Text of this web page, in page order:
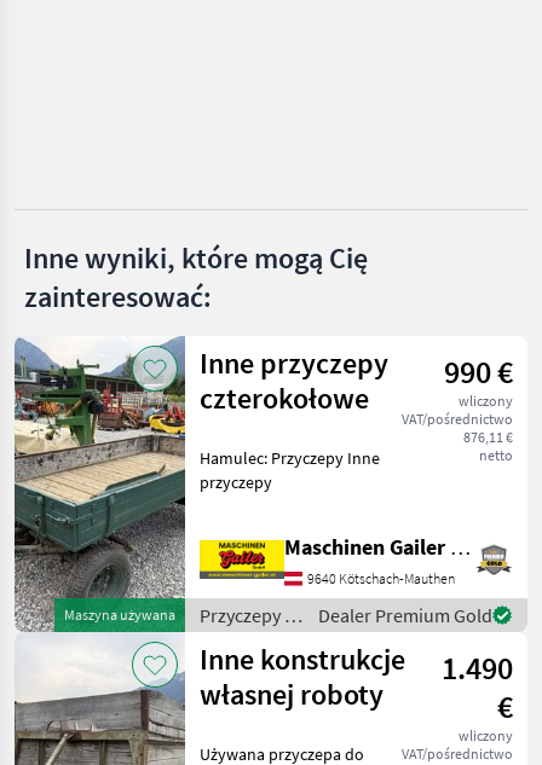
Schwarzmüller
Pokaż
MARKETPLACE
Marketplace
Oferty
dealerów
drobne
Inne wyniki, które mogą Cię
zainteresować:
Maszyna używana
Inne przyczepy
czterokołowe
990 €
wliczony
VAT/pośrednictwo
876,11 €
netto
Hamulec: Przyczepy Inne
przyczepy
Maschinen Gailer GmbH
9640 Kötschach-Mauthen
Przyczepy /
Sonstige
Dealer Premium Gold
Inne konstrukcje
własnej roboty
1.490
€
wliczony
VAT/pośrednictwo
Używana przyczepa do